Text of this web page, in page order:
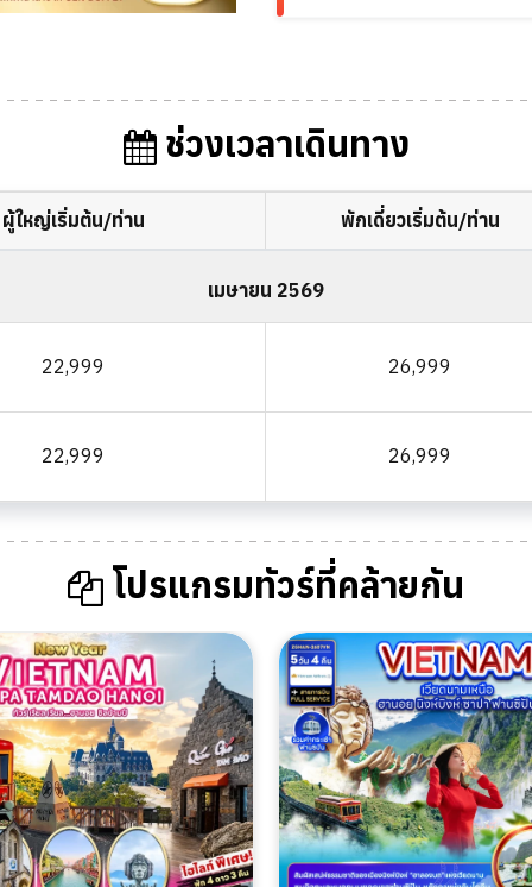
ช่วงเวลาเดินทาง
ผู้ใหญ่เริ่มต้น/ท่าน พักเดี่ยวเริ่มต้น/ท่าน
เมษายน 2569
22,999 26,999
22,999 26,999
โปรแกรมทัวร์ที่คล้ายกัน